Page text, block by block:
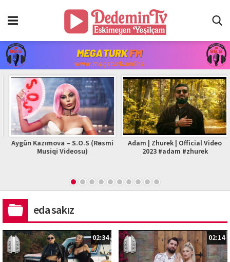
Aygün Kazımova – S.O.S (Rəsmi
Musiqi Videosu)
Adam | Zhurek | Official Video
2023 #adam #zhurek
eda sakız
02:34 02:14